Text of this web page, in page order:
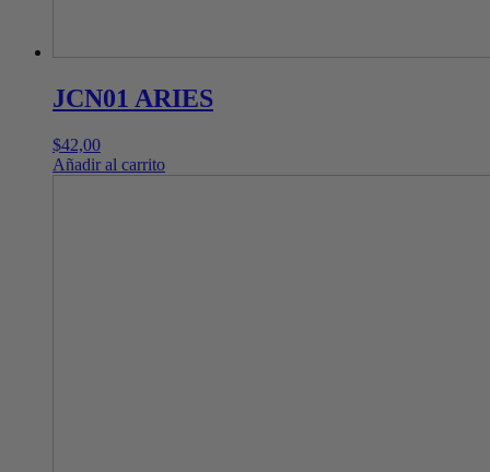
JCN01 ARIES
$42,00
Añadir al carrito